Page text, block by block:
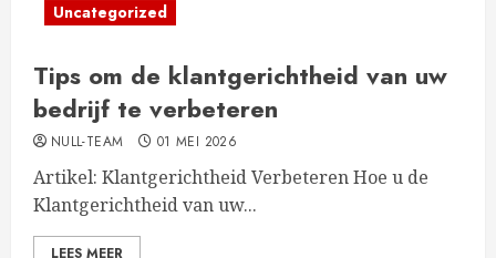
Uncategorized
Tips om de klantgerichtheid van uw
bedrijf te verbeteren
NULL-TEAM 01 MEI 2026
Artikel: Klantgerichtheid Verbeteren Hoe u de
Klantgerichtheid van uw...
LEES MEER